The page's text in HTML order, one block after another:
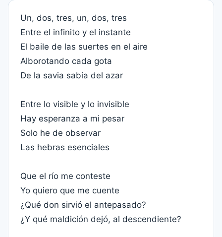
Un, dos, tres, un, dos, tres
Entre el infinito y el instante
El baile de las suertes en el aire
Alborotando cada gota
De la savia sabia del azar
Entre lo visible y lo invisible
Hay esperanza a mi pesar
Solo he de observar
Las hebras esenciales
Que el río me conteste
Yo quiero que me cuente
¿Qué don sirvió el antepasado?
¿Y qué maldición dejó, al descendiente?